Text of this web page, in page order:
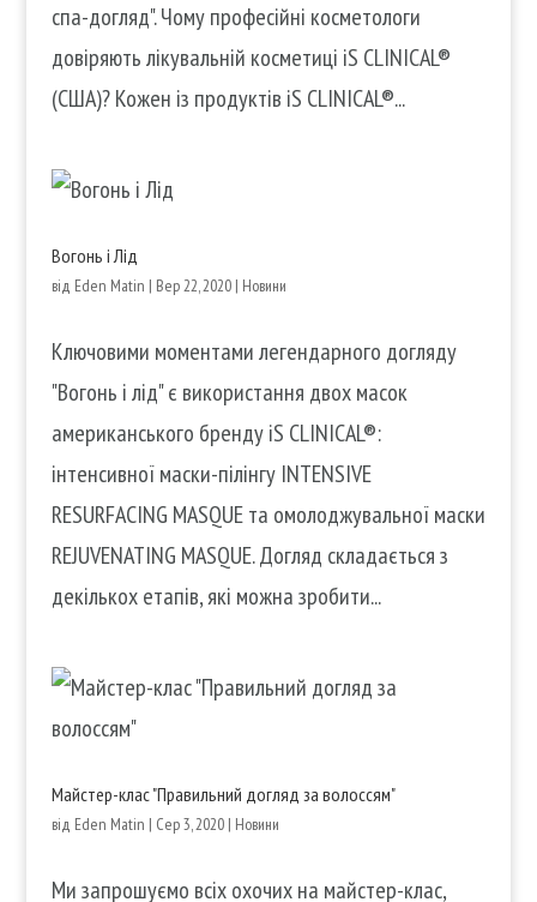
спа-догляд". Чому професійні косметологи
довіряють лікувальній косметиці iS CLINICAL®
(США)? Кожен із продуктів iS CLINICAL®...
Вогонь і Лід
від Eden Matin | Вер 22, 2020| Новини
Ключовими моментами легендарного догляду
"Вогонь і лід" є використання двох масок
американського бренду iS CLINICAL®:
інтенсивної маски-пілінгу INTENSIVE
RESURFACING MASQUE та омолоджувальної маски
REJUVENATING MASQUE. Догляд складається з
декількох етапів, які можна зробити...
Майстер-клас "Правильний догляд за волоссям"
від Eden Matin | Сер 3, 2020| Новини
Ми запрошуємо всіх охочих на майстер-клас,